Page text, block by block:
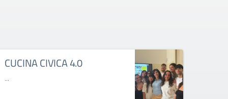
CUCINA CIVICA 4.0
...